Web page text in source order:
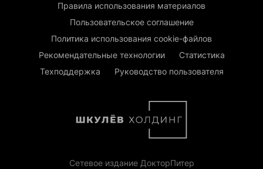
Правила использования материалов
Пользовательское соглашение
Политика использования cookie-файлов
Рекомендательные технологии
Статистика
Техподдержка
Руководство пользователя
Сетевое издание ДокторПитер